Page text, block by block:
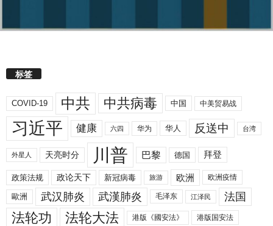
标签
COVID-19 中共 中共病毒 中国 中美贸易战
习近平 健康 六四 华为 华人 反送中 台湾
外星人 天亮时分 川普 巴黎 德国 拜登
政策法规 政论天下 新冠病毒 旅游 欧洲 欧洲疫情
歐洲 武汉肺炎 武漢肺炎 毛泽东 江泽民 法国
法轮功 法轮大法 港版《國安法》 港版国安法